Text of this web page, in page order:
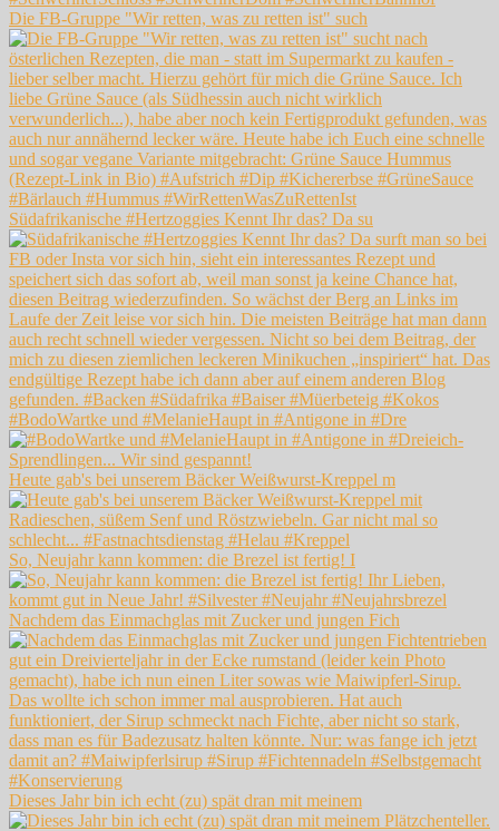
Die FB-Gruppe "Wir retten, was zu retten ist" such
Südafrikanische #Hertzoggies Kennt Ihr das? Da su
#BodoWartke und #MelanieHaupt in #Antigone in #Dre
Heute gab's bei unserem Bäcker Weißwurst-Kreppel m
So, Neujahr kann kommen: die Brezel ist fertig! I
Nachdem das Einmachglas mit Zucker und jungen Fich
Dieses Jahr bin ich echt (zu) spät dran mit meinem